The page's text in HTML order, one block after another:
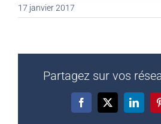
17 janvier 2017
Partagez sur vos
Facebook
X